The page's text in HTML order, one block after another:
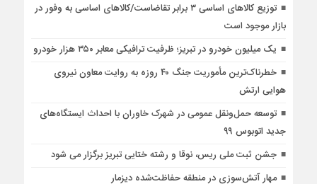
توزیع کالاهای اساسی ۳ برابر تقاضاست/کالاهای اساسی به وفور در
بازار موجود است
یک میلیون خودرو در تبریز؛ ظرفیت ترافیکی معابر ۳۵۰ هزار خودرو
خطرناک‌ترین مأموریت جنگ ۴۰ روزه به روایت معاون نیروی
هوایی ارتش
توسعه حمل‌ونقل عمومی در شهرک خاوران با احداث ایستگاه‌های
جدید اتوبوس ۹۹
جشن ثبت ملی ریس، نوقا و رشته ختایی تبریز برگزار می شود
مهار آتش‌سوزی در منطقه حفاظت‌شده دیزمار